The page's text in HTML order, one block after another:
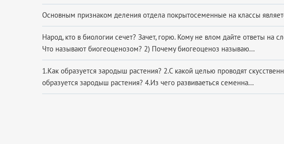
Основным признаком деления отдела покрытосеменные на классы
Народ, кто в биологии сечет? Зачет, горю. Кому не влом дайте ответы на
Что называют биогеоценозом? 2) Почему биогеоценоз называю...
1.Как образуется зародыш растения? 2.С какой целью проводят
образуется зародыш растения? 4.Из чего развиваеться семенна...